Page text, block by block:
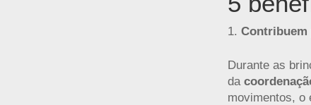
Contribuem
Durante as
da
movimentos, o